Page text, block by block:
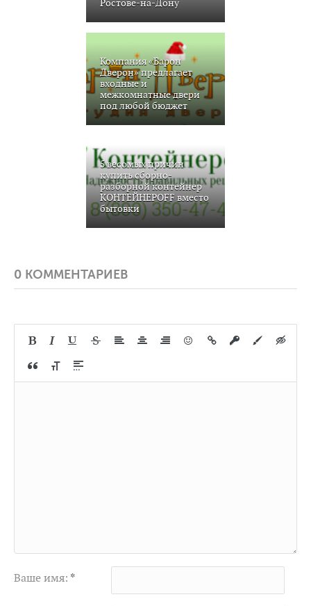
Ростове-на-Дону
Компания «Барон
Дверон» предлагает
входные и
межкомнатные двери
под любой бюджет
5 весомых причин
купить сборно-
разборной контейнер
КОНТЕЙНЕРOFF вместо
бытовки
0 КОММЕНТАРИЕВ
Ваше имя: *